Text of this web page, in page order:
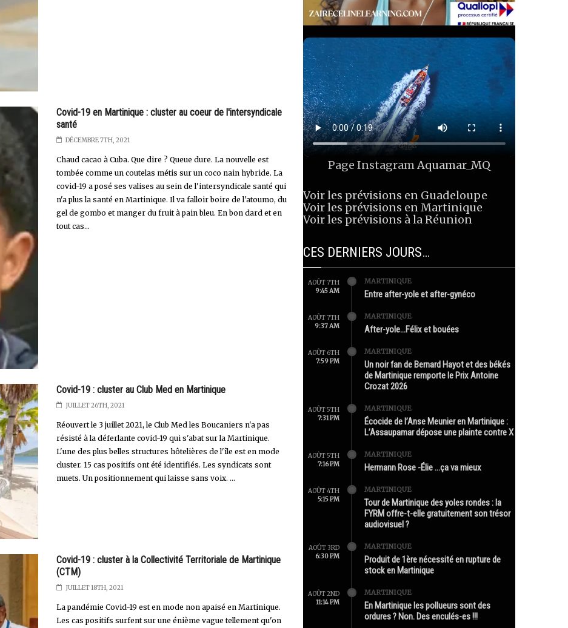
Covid-19 en Martinique : cluster au coeur de l'intersyndicale
santé
DÉCEMBRE 7TH, 2021
Chaud cacao à Cuba. Que dire ? Queue dure. La nouvelle est
tombée comme un coutelas métis sur un coco nain hybride. La
covid-19 a posé ses valises au sein de l'intersyndicale santé qui
n'a plus la santé en Martinique. Il va falloir boire de l'atoumo, du
gel de gombo et manger du fruit à pain bleu. En bon dard et en
tout cas...
Covid-19 : cluster au Club Med en Martinique
JUILLET 26TH, 2021
Réouvert le 3 juillet 2021, le Club Med les Boucaniers n'a pas
résisté à la déferlante covid-19 qui s'abat sur la Martinique.
L'une des plus belles structures hôtelières de l'île est en mode
cluster. 15 cas positifs ont été identifiés. Les syndicats sont
muets. Un positionnement qui laisse sans voix. ...
Covid-19 : cluster à la Collectivité Territoriale de Martinique
(CTM)
JUILLET 18TH, 2021
La pandémie Covid-19 est en mode non apaisé en Martinique.
Les cas positifs surfent sur une énième vague tellement qu'on
Page InstagramAquamar_MQ
Voir les prévisions en Guadeloupe
Voir les prévisions en Martinique
Voir les prévisions à la Réunion
CES DERNIERS JOURS…
AOÛT 7TH
9:45 AM
MARTINIQUE
Entre after-yole et after-gynéco
AOÛT 7TH
9:37 AM
MARTINIQUE
After-yole…Félix et bouées
AOÛT 6TH
7:59 PM
MARTINIQUE
Un noir fan de Bernard Hayot et des békés
de Martinique remporte le Prix Antoine
Crozat 2026
AOÛT 5TH
7:31 PM
MARTINIQUE
Écocide de l’Anse Meunier en Martinique :
L’Assaupamar dépose une plainte contre X
AOÛT 5TH
7:16 PM
MARTINIQUE
Hermann Rose -Élie …ça va mieux
AOÛT 4TH
5:15 PM
MARTINIQUE
Tour de Martinique des yoles rondes : la
FYRM offre-t-elle gratuitement son trésor
audiovisuel ?
AOÛT 3RD
6:30 PM
MARTINIQUE
Produit de 1ère nécessité en rupture de
stock en Martinique
AOÛT 2ND
11:14 PM
MARTINIQUE
En Martinique les pollueurs sont des
ordures ? Non. Des enculés-es !!!